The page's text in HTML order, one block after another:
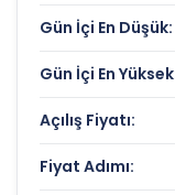
Piyasa Değeri/
SONMEZ
Seviyeler
Bugün Gördüğü
Gün İçi En Düşük:
Gün İçi En
Açılış Fiyatı:
Fiyat Adımı: